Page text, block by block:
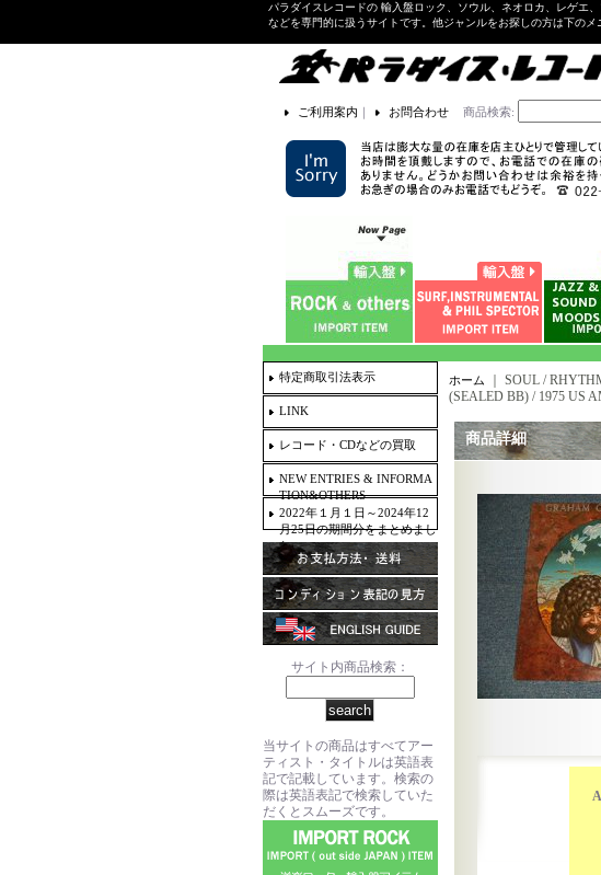
パラダイスレコードの 輸入盤ロック、ソウル、ネオロカ、レゲエ、
などを専門的に扱うサイトです。他ジャンルをお探しの方は下のメ
ご利用案内 ｜ お問合わせ 商品検索:
特定商取引法表示
LINK
レコード・CDなどの買取
NEW ENTRIES & INFORMA
TION&OTHERS
2022年１月１日～2024年12
月25日の期間分をまとめまし
た。
サイト内商品検索：
当サイトの商品はすべてアー
ティスト・タイトルは英語表
記で記載しています。検索の
際は英語表記で検索していた
だくとスムーズです。
ホーム ｜ SOUL /
(SEALED BB) / 1975 US
商品詳細